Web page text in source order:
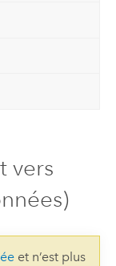
vers
et n’est plus